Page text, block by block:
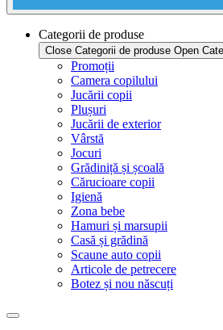
Categorii de produse
Close Categorii de produse Open
Promoții
Camera copilului
Jucării copii
Plușuri
Jucării de exterior
Vârstă
Jocuri
Grădiniță și școală
Cărucioare copii
Igienă
Zona bebe
Hamuri și marsupii
Casă și grădină
Scaune auto copii
Articole de petrecere
Botez și nou născuți